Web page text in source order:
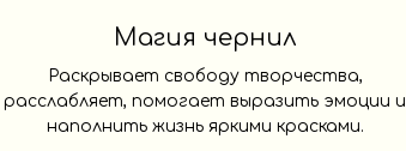
Магия чернил
Раскрывает свободу творчества,
расслабляет, помогает выразить эмоции и
наполнить жизнь яркими красками.